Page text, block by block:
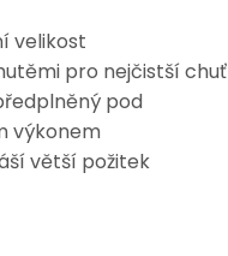
velikost
pro nejčistší chuť
pod
výkonem
větší požitek